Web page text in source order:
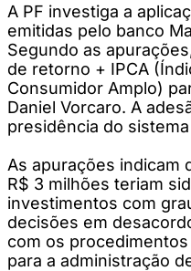
A PF investiga a
emitidas pelo banco
Segundo as
de retorno + IPCA
Consumidor Amplo)
Daniel Vorcaro. A
presidência do
As apurações indicam
R$ 3 milhões teriam
investimentos com
decisões em
com os
para a administração